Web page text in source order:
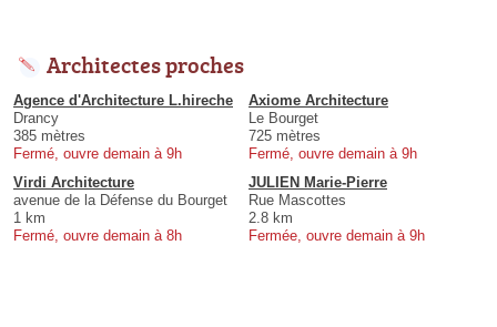
Architectes proches
Agence d'Architecture L.hireche
Drancy
385 mètres
Fermé, ouvre demain à 9h
Axiome Architecture
Le Bourget
725 mètres
Fermé, ouvre demain à 9h
Virdi Architecture
avenue de la Défense du Bourget
1 km
Fermé, ouvre demain à 8h
JULIEN Marie-Pierre
Rue Mascottes
2.8 km
Fermée, ouvre demain à 9h